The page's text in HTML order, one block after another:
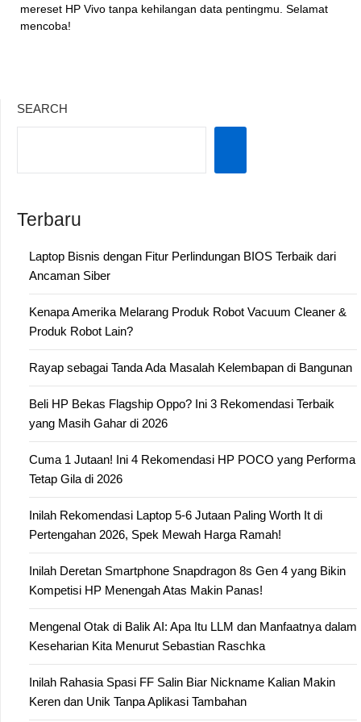
mereset HP Vivo tanpa kehilangan data pentingmu. Selamat
mencoba!
SEARCH
Terbaru
Laptop Bisnis dengan Fitur Perlindungan BIOS Terbaik dari
Ancaman Siber
Kenapa Amerika Melarang Produk Robot Vacuum Cleaner &
Produk Robot Lain?
Rayap sebagai Tanda Ada Masalah Kelembapan di Bangunan
Beli HP Bekas Flagship Oppo? Ini 3 Rekomendasi Terbaik
yang Masih Gahar di 2026
Cuma 1 Jutaan! Ini 4 Rekomendasi HP POCO yang Performa
Tetap Gila di 2026
Inilah Rekomendasi Laptop 5-6 Jutaan Paling Worth It di
Pertengahan 2026, Spek Mewah Harga Ramah!
Inilah Deretan Smartphone Snapdragon 8s Gen 4 yang Bikin
Kompetisi HP Menengah Atas Makin Panas!
Mengenal Otak di Balik AI: Apa Itu LLM dan Manfaatnya dalam
Keseharian Kita Menurut Sebastian Raschka
Inilah Rahasia Spasi FF Salin Biar Nickname Kalian Makin
Keren dan Unik Tanpa Aplikasi Tambahan